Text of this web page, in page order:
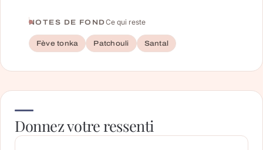
NOTES DE FONDCe qui reste
Fève tonka Patchouli Santal
Donnez votre ressenti